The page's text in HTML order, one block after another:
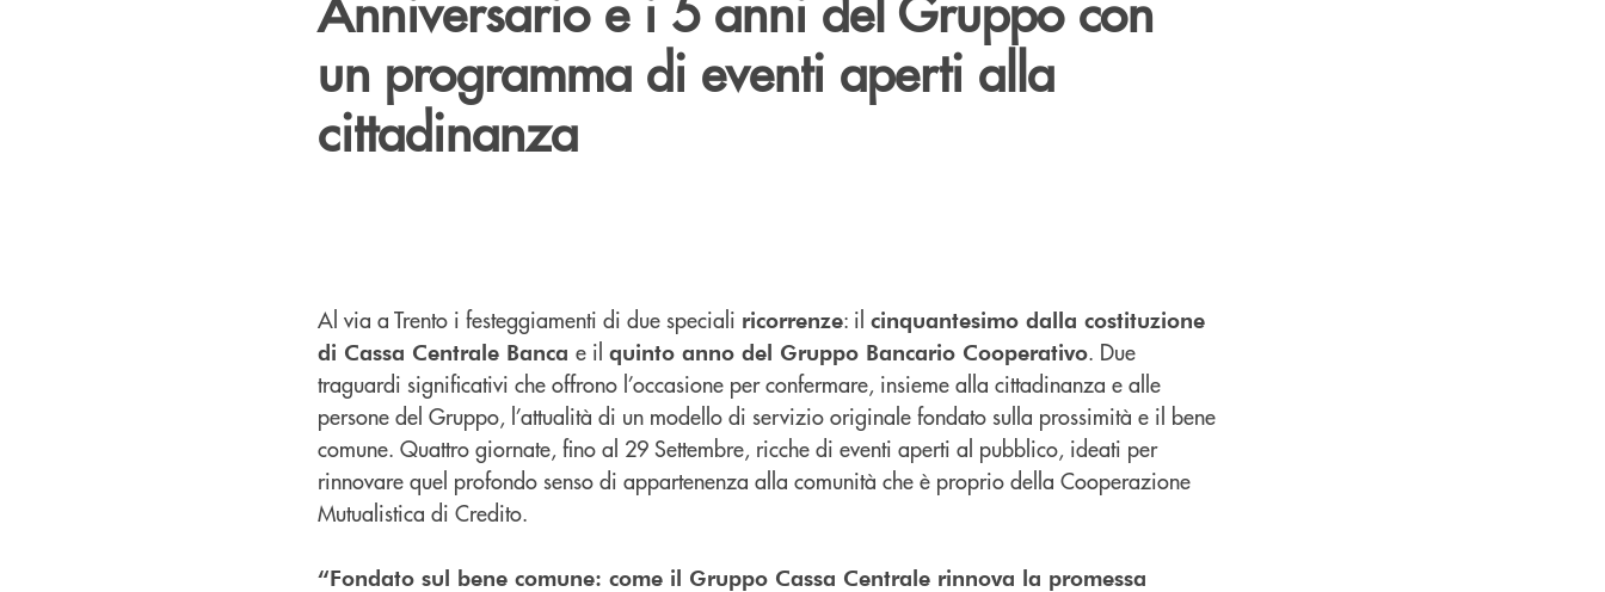
un programma di eventi aperti alla
cittadinanza
Al via a Trento i festeggiamenti di due speciali ricorrenze: il cinquantesimo dalla costituzione
di Cassa Centrale Banca e il quinto anno del Gruppo Bancario Cooperativo. Due
traguardi significativi che offrono l’occasione per confermare, insieme alla cittadinanza e alle
persone del Gruppo, l’attualità di un modello di servizio originale fondato sulla prossimità e il bene
comune. Quattro giornate, fino al 29 Settembre, ricche di eventi aperti al pubblico, ideati per
rinnovare quel profondo senso di appartenenza alla comunità che è proprio della Cooperazione
Mutualistica di Credito.
“Fondato sul bene comune: come il Gruppo Cassa Centrale rinnova la promessa